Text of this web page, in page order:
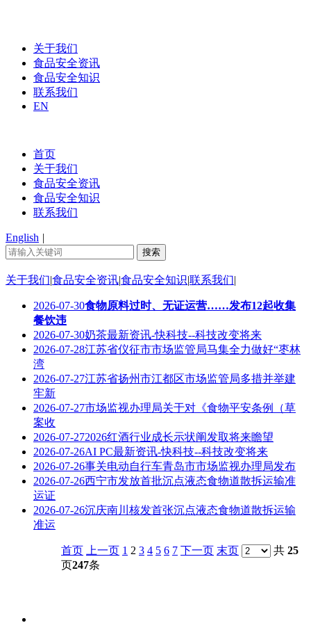
关于我们
食品安全资讯
食品安全知识
联系我们
EN
首页
关于我们
食品安全资讯
食品安全知识
联系我们
English |
关于我们|食品安全资讯|食品安全知识|联系我们|
2026-07-30食物原料过时、无证运营……发布12起收集
餐饮违
2026-07-30奶茶最新资讯-快科技--科技改变将来
2026-07-28江苏省仪征市市场监管局马集全力做好“枣林
湾
2026-07-27江苏省扬州市江都区市场监管局多措并举建
牢新
2026-07-27市场监视办理局关于对《食物平安条例（草
案收
2026-07-272026红酒行业成长示状阐发取将来瞻望
2026-07-26AI PC最新资讯-快科技--科技改变将来
2026-07-26事关电动自行车青岛市市场监视办理局发布
2026-07-26西宁市发放首批沉点液态食物道散拆运输准
运证
2026-07-26沉庆南川核发首张沉点液态食物道散拆运输
准运
首页 上一页 1 2 3 4 5 6 7 下一页 末页 共 25
页247条